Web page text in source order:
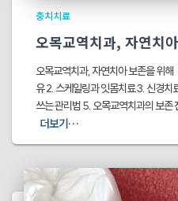
충치치료
오목교역치과, 자연치
오목교역치과, 자연치아 보존을 위해
유 2. 스케일링과 잇몸치료 3. 신경
쓰는 관리법 5. 오목교역치과의 보
더보기…